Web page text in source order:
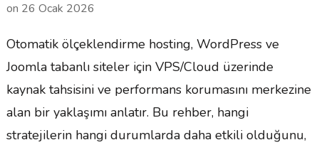
on 26 Ocak 2026
Otomatik ölçeklendirme hosting, WordPress ve
Joomla tabanlı siteler için VPS/Cloud üzerinde
kaynak tahsisini ve performans korumasını merkezine
alan bir yaklaşımı anlatır. Bu rehber, hangi
stratejilerin hangi durumlarda daha etkili olduğunu,